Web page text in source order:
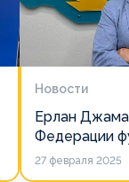
Новости
Ерлан
Федерации
дорожит
27 февраля 2025